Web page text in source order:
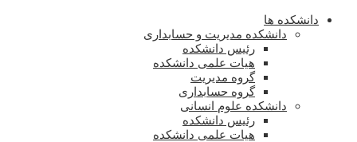
دانشکده ها
دانشکده مدیریت و حسابداری
رئیس دانشکده
هیات علمی دانشکده
گروه مدیریت
گروه حسابداری
دانشکده علوم انسانی
رئیس دانشکده
هیات علمی دانشکده